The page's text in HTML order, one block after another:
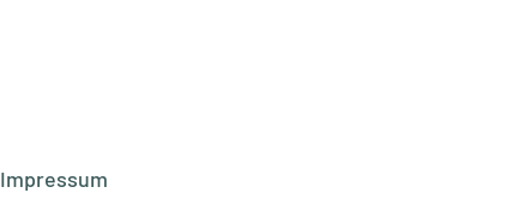
Impressum